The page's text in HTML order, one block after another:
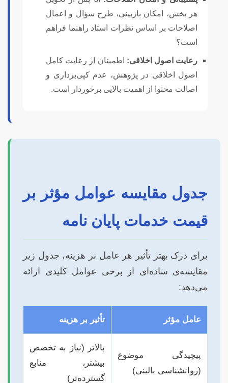
هر بخش، امکان بازبینی، طرح سؤال و اعمال
اصلاحات بر اساس نظرات استاد راهنما فراهم
است؟
رعایت اصول اخلاقی: اطمینان از رعایت کامل
اصول اخلاقی در پژوهش، عدم کپی‌برداری و
اصالت محتوا از اهمیت بالایی برخوردار است.
جدول مقایسه عوامل مؤثر بر
قیمت خدمات پایان نامه
برای درک بهتر تأثیر هر عامل بر هزینه، جدول زیر
مقایسه‌ی ساده‌ای از برخی عوامل کلیدی ارائه
می‌دهد:
عامل مؤثر تأثیر بر هزینه
پیچیدگی موضوع
(روانشناسی بالینی)
بالاتر (نیاز به تخصص
بیشتر، منابع
گسترده‌تر)